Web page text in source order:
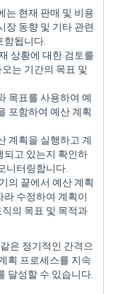
는 현재 판매 및 비용
장 동향 및 기타 관련
함됩니다.
상황에 대한 검토를
는 기간의 목표 및
목표를 사용하여 예
포함하여 예산 계획
계획을 실행하고 계
되고 있는지 확인하
니터링합니다.
의 끝에서 예산 계획
라 수정하여 계획이
의 목표 및 목적과
은 정기적인 간격으
획 프로세스를 지속
달성할 수 있습니다.